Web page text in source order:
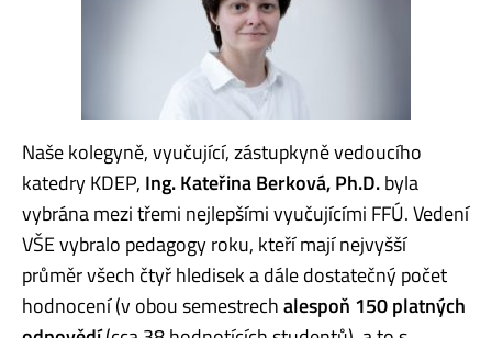
Naše kolegyně, vyučující, zástupkyně vedoucího
katedry KDEP, Ing. Kateřina Berková, Ph.D.byla
vybrána mezi třemi nejlepšími vyučujícími FFÚ. Vedení
VŠE vybralo pedagogy roku, kteří mají nejvyšší
průměr všech čtyř hledisek a dále dostatečný počet
hodnocení (v obou semestrechalespoň 150 platných